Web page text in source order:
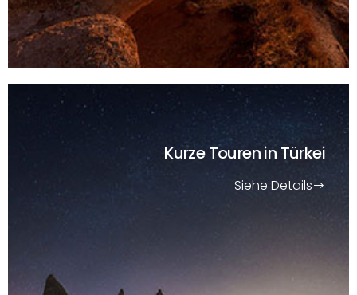
Kurze Tourenin Türkei
Siehe Details